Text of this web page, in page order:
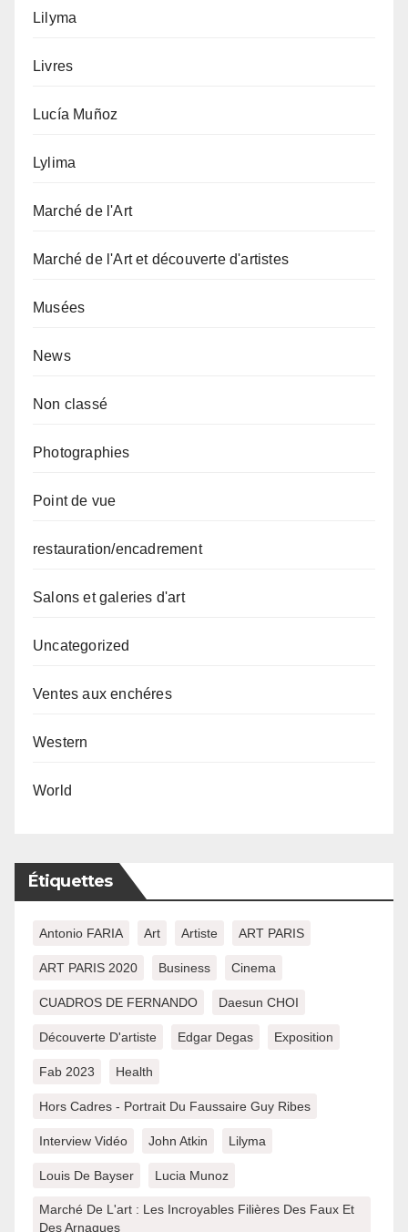
Lilyma
Livres
Lucía Muñoz
Lylima
Marché de l'Art
Marché de l'Art et découverte d'artistes
Musées
News
Non classé
Photographies
Point de vue
restauration/encadrement
Salons et galeries d'art
Uncategorized
Ventes aux enchéres
Western
World
Étiquettes
Antonio FARIA Art Artiste ART PARIS
ART PARIS 2020 Business Cinema
CUADROS DE FERNANDO Daesun CHOI
Découverte D'artiste Edgar Degas Exposition
Fab 2023 Health
Hors Cadres - Portrait Du Faussaire Guy Ribes
Interview Vidéo John Atkin Lilyma
Louis De Bayser Lucia Munoz
Marché De L'art : Les Incroyables Filières Des Faux Et
Des Arnaques